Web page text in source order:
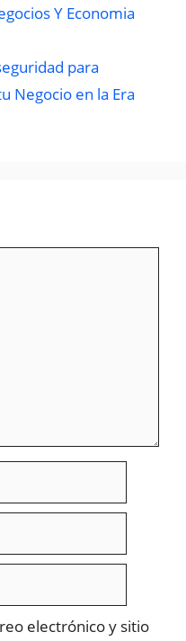
Y Economia
para
Negocio en la Era
electrónico y sitio